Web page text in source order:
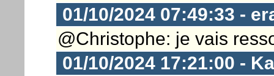
01/10/2024 07:49:33 -
@Christophe: je vais
01/10/2024 17:21:00 -